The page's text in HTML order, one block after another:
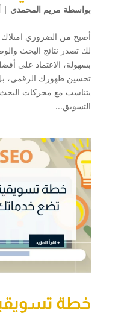
بواسطة مريم المحمدي |
أصبح من الضروري
لك تصدر نتائج البحث
بسهولة، الاعتماد على
تحسين ظهورك الرقمي، بل
يتناسب مع محركات
التسويق...
خطة